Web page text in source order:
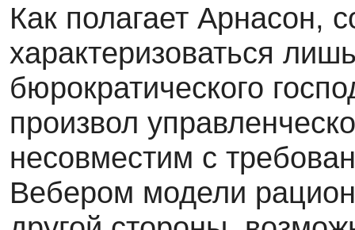
Как полагает Арнасон,
характеризоваться
бюрократического
произвол
несовместим с
Вебером модели